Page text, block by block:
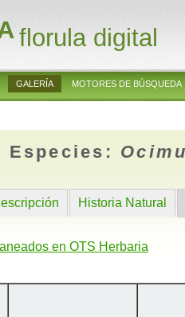
florula digital
GALERÍA MOTORES DE BÚSQUEDA
Especies:
Historia Natural
en OTS Herbaria